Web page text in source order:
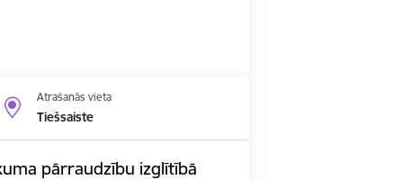
Atrašanās vieta
Tiešsaiste
pārraudzību izglītībā